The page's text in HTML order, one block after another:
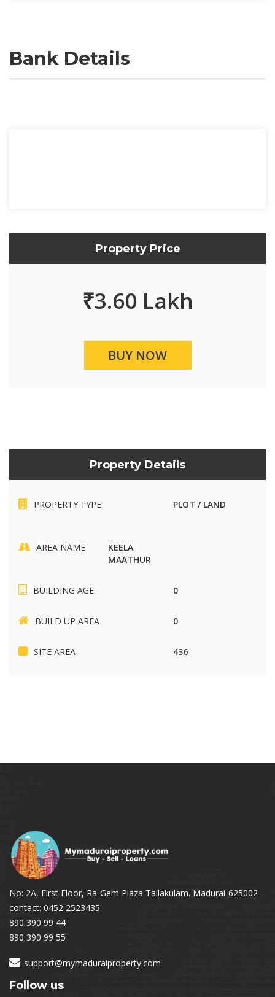
Bank Details
Property Price
₹3.60 Lakh
BUY NOW
Property Details
PROPERTY TYPE PLOT / LAND
AREA NAME
KEELA
MAATHUR
BUILDING AGE 0
BUILD UP AREA 0
SITE AREA 436
No: 2A, First Floor, Ra-Gem Plaza Tallakulam. Madurai-625002
contact: 0452 2523435
890 390 99 44
890 390 99 55
support@mymaduraiproperty.com
Follow us